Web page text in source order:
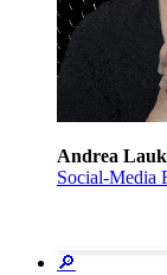
Andrea
Social-Media
🔎